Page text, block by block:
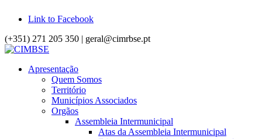
Link to Facebook
(+351) 271 205 350 | geral@cimrbse.pt
Apresentação
Quem Somos
Território
Municípios Associados
Orgãos
Assembleia Intermunicipal
Atas da Assembleia Intermunicipal